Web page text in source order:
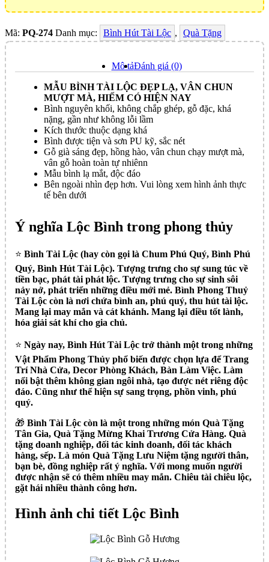
Mã: PQ-274 Danh mục: Bình Hút Tài Lộc , Quà Tặng
Mô tảĐánh giá (0)
MẪU BÌNH TÀI LỘC ĐẸP LẠ, VÂN CHUN
MƯỢT MÀ, HIẾM CÓ HIỆN NAY
Bình nguyên khối, không chắp ghép, gỗ đặc, khá
nặng, gần như không lỗi lầm
Kích thước thuộc dạng khá
Bình được tiện và sơn PU kỹ, sắc nét
Gỗ già sáng đẹp, hồng hào, vân chun chạy mượt mà,
vân gỗ hoàn toàn tự nhiênn
Mẫu bình lạ mắt, độc đáo
Bên ngoài nhìn đẹp hơn. Vui lòng xem hình ảnh thực
tế bên dưới
Ý nghĩa Lộc Bình trong phong thủy
⭐️ Bình Tài Lộc (hay còn gọi là Chum Phú Quý, Bình Phú
Quý, Bình Hút Tài Lộc). Tượng trưng cho sự sung túc về
tiền bạc, phát tài phát lộc. Tượng trưng cho sự sinh sôi
nảy nở, phát triển những điều mới mẻ. Bình Phong Thuỷ
Tài Lộc còn là nơi chứa bình an, phú quý, thu hút tài lộc.
Mang lại may mắn và cát khánh. Mang lại điều tốt lành,
hóa giải sát khí cho gia chủ.
⭐️ Ngày nay, Bình Hút Tài Lộc trở thành một trong những
Vật Phẩm Phong Thủy phổ biến được chọn lựa để Trang
Trí Nhà Cửa, Decor Phòng Khách, Bàn Làm Việc. Làm
nổi bật thêm không gian ngôi nhà, tạo được nét riêng độc
đáo. Cũng như thể hiện sự sang trọng, phồn vinh, phú
quý.
🎁 Bình Tài Lộc còn là một trong những món Quà Tặng
Tân Gia, Quà Tặng Mừng Khai Trương Cửa Hàng. Quà
tặng doanh nghiệp, đối tác kinh doanh, đối tác khách
hàng, sếp. Là món Quà Tặng Lưu Niệm tặng người thân,
bạn bè, đồng nghiệp rất ý nghĩa. Với mong muốn người
được nhận sẽ có thêm nhiều may mắn. Chiêu tài chiêu lộc,
gặt hái nhiều thành công hơn.
Hình ảnh chi tiết Lộc Bình